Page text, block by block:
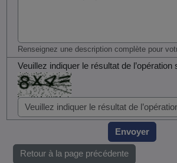
Renseignez une description complète pour
Veuillez indiquer le résultat de
Envoyer
Retour à la page précédente